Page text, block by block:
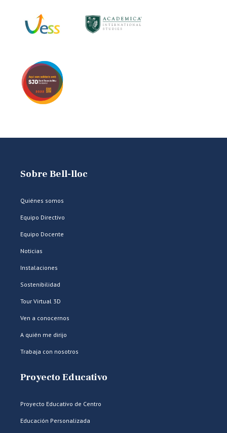
Sobre Bell-lloc
Quiénes somos
Equipo Directivo
Equipo Docente
Noticias
Instalaciones
Sostenibilidad
Tour Virtual 3D
Ven a conocernos
A quién me dirijo
Trabaja con nosotros
Proyecto Educativo
Proyecto Educativo de Centro
Educación Personalizada